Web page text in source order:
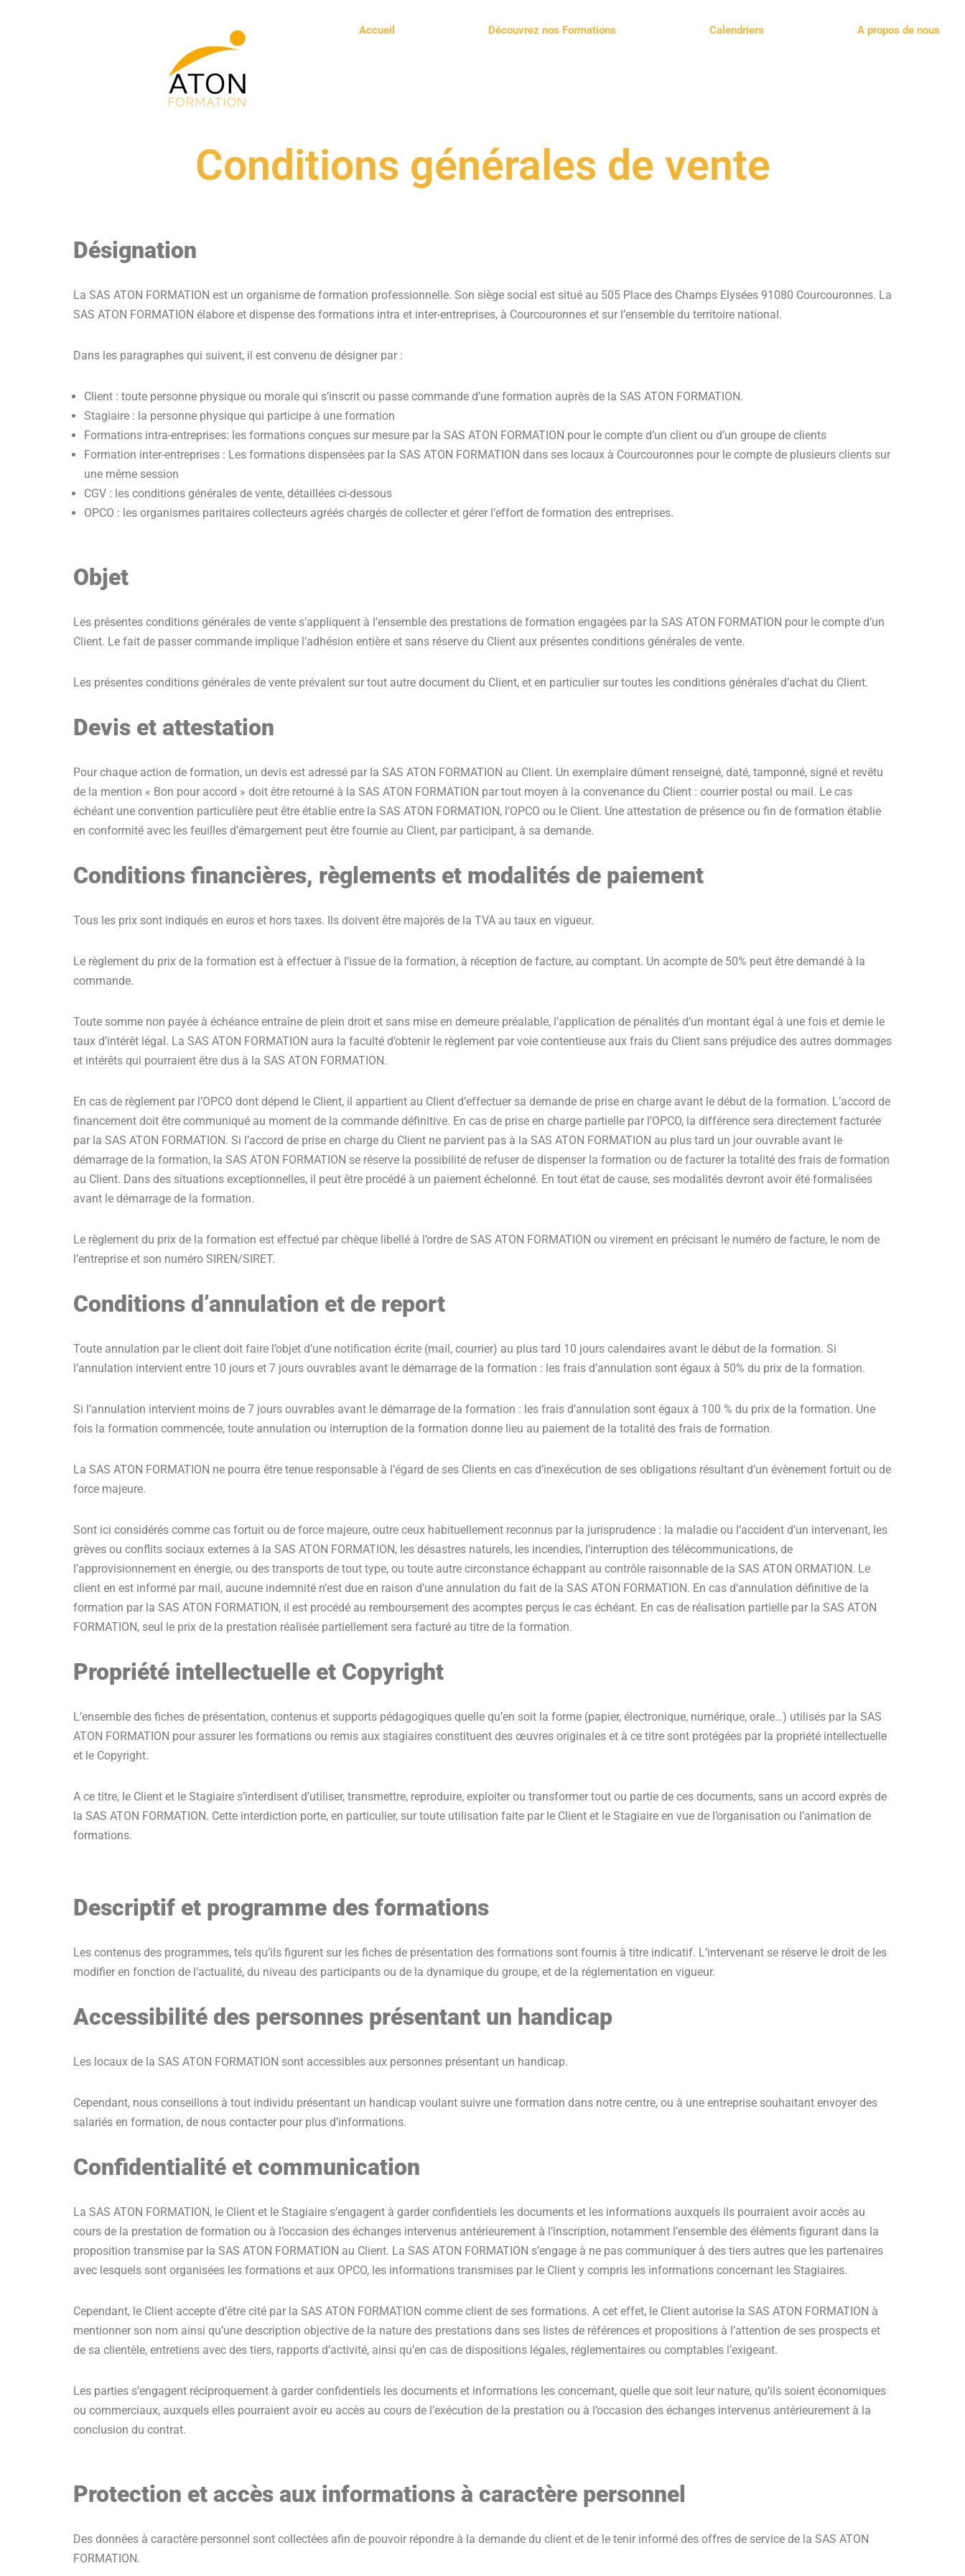
Accueil Découvrez nos Formations Calendriers A propos de nous
Conditions générales de vente
Désignation
La SAS ATON FORMATION est un organisme de formation professionnelle. Son siège social est situé au 505 Place des Champs Elysées 91080 Courcouronnes. La
SAS ATON FORMATION élabore et dispense des formations intra et inter-entreprises, à Courcouronnes et sur l’ensemble du territoire national.
Dans les paragraphes qui suivent, il est convenu de désigner par :
Client : toute personne physique ou morale qui s’inscrit ou passe commande d’une formation auprès de la SAS ATON FORMATION.
Stagiaire : la personne physique qui participe à une formation
Formations intra-entreprises: les formations conçues sur mesure par la SAS ATON FORMATION pour le compte d’un client ou d’un groupe de clients
Formation inter-entreprises : Les formations dispensées par la SAS ATON FORMATION dans ses locaux à Courcouronnes pour le compte de plusieurs clients sur
une même session
CGV : les conditions générales de vente, détaillées ci-dessous
OPCO : les organismes paritaires collecteurs agréés chargés de collecter et gérer l’effort de formation des entreprises.
Objet
Les présentes conditions générales de vente s’appliquent à l’ensemble des prestations de formation engagées par la SAS ATON FORMATION pour le compte d’un
Client. Le fait de passer commande implique l’adhésion entière et sans réserve du Client aux présentes conditions générales de vente.
Les présentes conditions générales de vente prévalent sur tout autre document du Client, et en particulier sur toutes les conditions générales d’achat du Client.
Devis et attestation
Pour chaque action de formation, un devis est adressé par la SAS ATON FORMATION au Client. Un exemplaire dûment renseigné, daté, tamponné, signé et revêtu
de la mention « Bon pour accord » doit être retourné à la SAS ATON FORMATION par tout moyen à la convenance du Client : courrier postal ou mail. Le cas
échéant une convention particulière peut être établie entre la SAS ATON FORMATION, l’OPCO ou le Client. Une attestation de présence ou fin de formation établie
en conformité avec les feuilles d’émargement peut être fournie au Client, par participant, à sa demande.
Conditions financières, règlements et modalités de paiement
Tous les prix sont indiqués en euros et hors taxes. Ils doivent être majorés de la TVA au taux en vigueur.
Le règlement du prix de la formation est à effectuer à l’issue de la formation, à réception de facture, au comptant. Un acompte de 50% peut être demandé à la
commande.
Toute somme non payée à échéance entraîne de plein droit et sans mise en demeure préalable, l’application de pénalités d’un montant égal à une fois et demie le
taux d’intérêt légal. La SAS ATON FORMATION aura la faculté d’obtenir le règlement par voie contentieuse aux frais du Client sans préjudice des autres dommages
et intérêts qui pourraient être dus à la SAS ATON FORMATION.
En cas de règlement par l’OPCO dont dépend le Client, il appartient au Client d’effectuer sa demande de prise en charge avant le début de la formation. L’accord de
financement doit être communiqué au moment de la commande définitive. En cas de prise en charge partielle par l’OPCO, la différence sera directement facturée
par la SAS ATON FORMATION. Si l’accord de prise en charge du Client ne parvient pas à la SAS ATON FORMATION au plus tard un jour ouvrable avant le
démarrage de la formation, la SAS ATON FORMATION se réserve la possibilité de refuser de dispenser la formation ou de facturer la totalité des frais de formation
au Client. Dans des situations exceptionnelles, il peut être procédé à un paiement échelonné. En tout état de cause, ses modalités devront avoir été formalisées
avant le démarrage de la formation.
Le règlement du prix de la formation est effectué par chèque libellé à l’ordre de SAS ATON FORMATION ou virement en précisant le numéro de facture, le nom de
l’entreprise et son numéro SIREN/SIRET.
Conditions d’annulation et de report
Toute annulation par le client doit faire l’objet d’une notification écrite (mail, courrier) au plus tard 10 jours calendaires avant le début de la formation. Si
l’annulation intervient entre 10 jours et 7 jours ouvrables avant le démarrage de la formation : les frais d’annulation sont égaux à 50% du prix de la formation.
Si l’annulation intervient moins de 7 jours ouvrables avant le démarrage de la formation : les frais d’annulation sont égaux à 100 % du prix de la formation. Une
fois la formation commencée, toute annulation ou interruption de la formation donne lieu au paiement de la totalité des frais de formation.
La SAS ATON FORMATION ne pourra être tenue responsable à l’égard de ses Clients en cas d’inexécution de ses obligations résultant d’un évènement fortuit ou de
force majeure.
Sont ici considérés comme cas fortuit ou de force majeure, outre ceux habituellement reconnus par la jurisprudence : la maladie ou l’accident d’un intervenant, les
grèves ou conflits sociaux externes à la SAS ATON FORMATION, les désastres naturels, les incendies, l’interruption des télécommunications, de
l’approvisionnement en énergie, ou des transports de tout type, ou toute autre circonstance échappant au contrôle raisonnable de la SAS ATON ORMATION. Le
client en est informé par mail, aucune indemnité n’est due en raison d’une annulation du fait de la SAS ATON FORMATION. En cas d’annulation définitive de la
formation par la SAS ATON FORMATION, il est procédé au remboursement des acomptes perçus le cas échéant. En cas de réalisation partielle par la SAS ATON
FORMATION, seul le prix de la prestation réalisée partiellement sera facturé au titre de la formation.
Propriété intellectuelle et Copyright
L’ensemble des fiches de présentation, contenus et supports pédagogiques quelle qu’en soit la forme (papier, électronique, numérique, orale…) utilisés par la SAS
ATON FORMATION pour assurer les formations ou remis aux stagiaires constituent des œuvres originales et à ce titre sont protégées par la propriété intellectuelle
et le Copyright.
A ce titre, le Client et le Stagiaire s’interdisent d’utiliser, transmettre, reproduire, exploiter ou transformer tout ou partie de ces documents, sans un accord exprès de
la SAS ATON FORMATION. Cette interdiction porte, en particulier, sur toute utilisation faite par le Client et le Stagiaire en vue de l’organisation ou l’animation de
formations.
Descriptif et programme des formations
Les contenus des programmes, tels qu’ils figurent sur les fiches de présentation des formations sont fournis à titre indicatif. L’intervenant se réserve le droit de les
modifier en fonction de l’actualité, du niveau des participants ou de la dynamique du groupe, et de la réglementation en vigueur.
Accessibilité des personnes présentant un handicap
Les locaux de la SAS ATON FORMATION sont accessibles aux personnes présentant un handicap.
Cependant, nous conseillons à tout individu présentant un handicap voulant suivre une formation dans notre centre, ou à une entreprise souhaitant envoyer des
salariés en formation, de nous contacter pour plus d’informations.
Confidentialité et communication
La SAS ATON FORMATION, le Client et le Stagiaire s’engagent à garder confidentiels les documents et les informations auxquels ils pourraient avoir accès au
cours de la prestation de formation ou à l’occasion des échanges intervenus antérieurement à l’inscription, notamment l’ensemble des éléments figurant dans la
proposition transmise par la SAS ATON FORMATION au Client. La SAS ATON FORMATION s’engage à ne pas communiquer à des tiers autres que les partenaires
avec lesquels sont organisées les formations et aux OPCO, les informations transmises par le Client y compris les informations concernant les Stagiaires.
Cependant, le Client accepte d’être cité par la SAS ATON FORMATION comme client de ses formations. A cet effet, le Client autorise la SAS ATON FORMATION à
mentionner son nom ainsi qu’une description objective de la nature des prestations dans ses listes de références et propositions à l’attention de ses prospects et
de sa clientèle, entretiens avec des tiers, rapports d’activité, ainsi qu’en cas de dispositions légales, réglementaires ou comptables l’exigeant.
Les parties s’engagent réciproquement à garder confidentiels les documents et informations les concernant, quelle que soit leur nature, qu’ils soient économiques
ou commerciaux, auxquels elles pourraient avoir eu accès au cours de l’exécution de la prestation ou à l’occasion des échanges intervenus antérieurement à la
conclusion du contrat.
Protection et accès aux informations à caractère personnel
Des données à caractère personnel sont collectées afin de pouvoir répondre à la demande du client et de le tenir informé des offres de service de la SAS ATON
FORMATION.